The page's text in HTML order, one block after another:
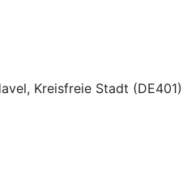
Kreisfreie Stadt (DE401)